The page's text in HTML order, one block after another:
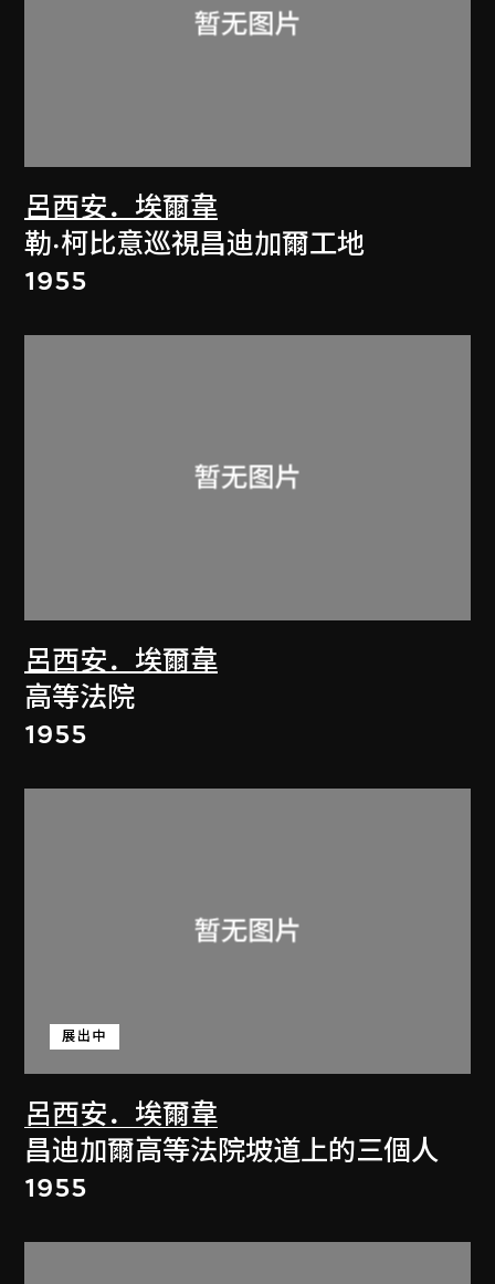
呂西安．埃爾韋
勒·柯比意巡視昌迪加爾工地
1955
呂西安．埃爾韋
高等法院
1955
呂西安．埃爾韋
展出中
昌迪加爾高等法院坡道上的三個人
1955